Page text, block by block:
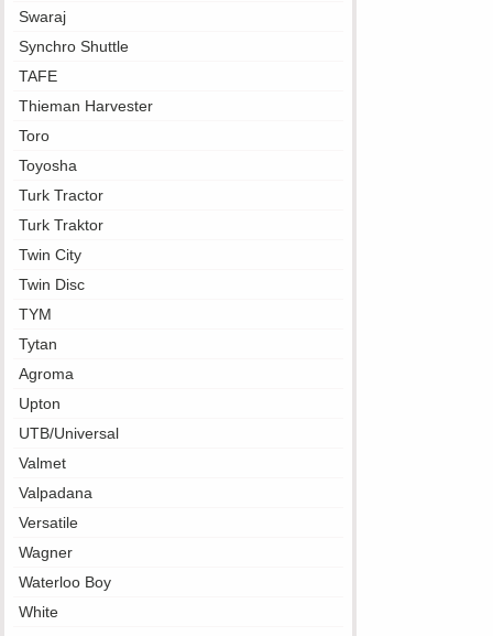
Swaraj
Synchro Shuttle
TAFE
Thieman Harvester
Toro
Toyosha
Turk Tractor
Turk Traktor
Twin City
Twin Disc
TYM
Tytan
Agroma
Upton
UTB/Universal
Valmet
Valpadana
Versatile
Wagner
Waterloo Boy
White